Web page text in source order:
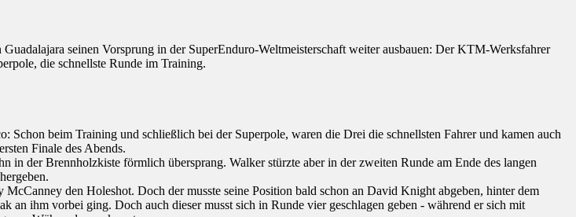
seinen Vorsprung in der SuperEnduro-Weltmeisterschaft weiter ausbauen: Der KTM-Werksfahrer
die schnellste Runde im Training.
beim Training und schließlich bei der Superpole, waren die Drei die schnellsten Fahrer und kamen auch
Finale des Abends.
in der Brennholzkiste förmlich übersprang. Walker stürzte aber in der zweiten Runde am Ende des langen
den Holeshot. Doch der musste seine Position bald schon an David Knight abgeben, hinter dem
ihm vorbei ging. Doch auch dieser musst sich in Runde vier geschlagen geben - während er sich mit